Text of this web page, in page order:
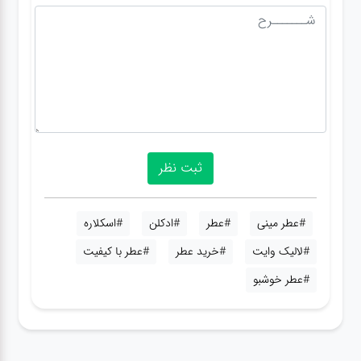
#عطر مینی #عطر #ادکلن
#اسکلاره
#لالیک وایت
#خرید عطر
#عطر با کیفیت
#عطر خوشبو